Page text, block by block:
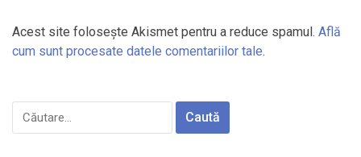
Acest site folosește Akismet pentru a reduce spamul. Află
cum sunt procesate datele comentariilor tale.
Caută